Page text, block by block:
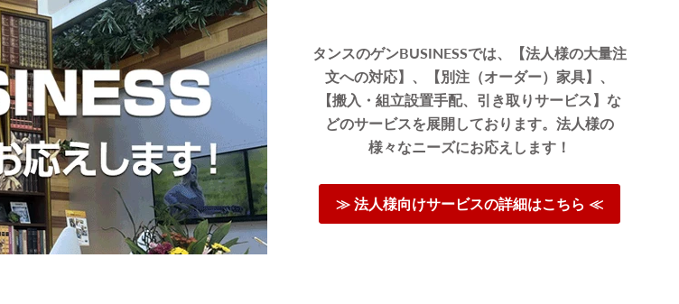
タンスのゲンBUSINESSでは、【法人様の大量注
文への対応】、【別注（オーダー）家具】、
【搬入・組立設置手配、引き取りサービス】な
どのサービスを展開しております。法人様の
様々なニーズにお応えします！
≫ 法人様向けサービスの詳細はこちら ≪